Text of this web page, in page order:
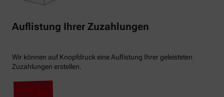
Auflistung Ihrer Zuzahlungen
Wir können auf Knopfdruck eine Auflistung Ihrer geleisteten
Zuzahlungen erstellen.